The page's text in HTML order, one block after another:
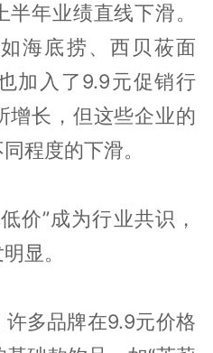
年业绩直线下滑。
海底捞、西贝莜面
加入了9.9元促销行
增长，但这些企业的
程度的下滑。
价”成为行业共识，
显。
多品牌在9.9元价格